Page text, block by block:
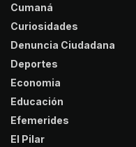
Cumaná
Curiosidades
Denuncia Ciudadana
Deportes
Economia
Educación
Efemerides
El Pilar